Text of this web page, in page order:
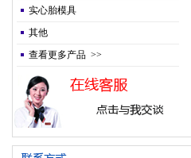
实心胎模具
其他
查看更多产品 >>